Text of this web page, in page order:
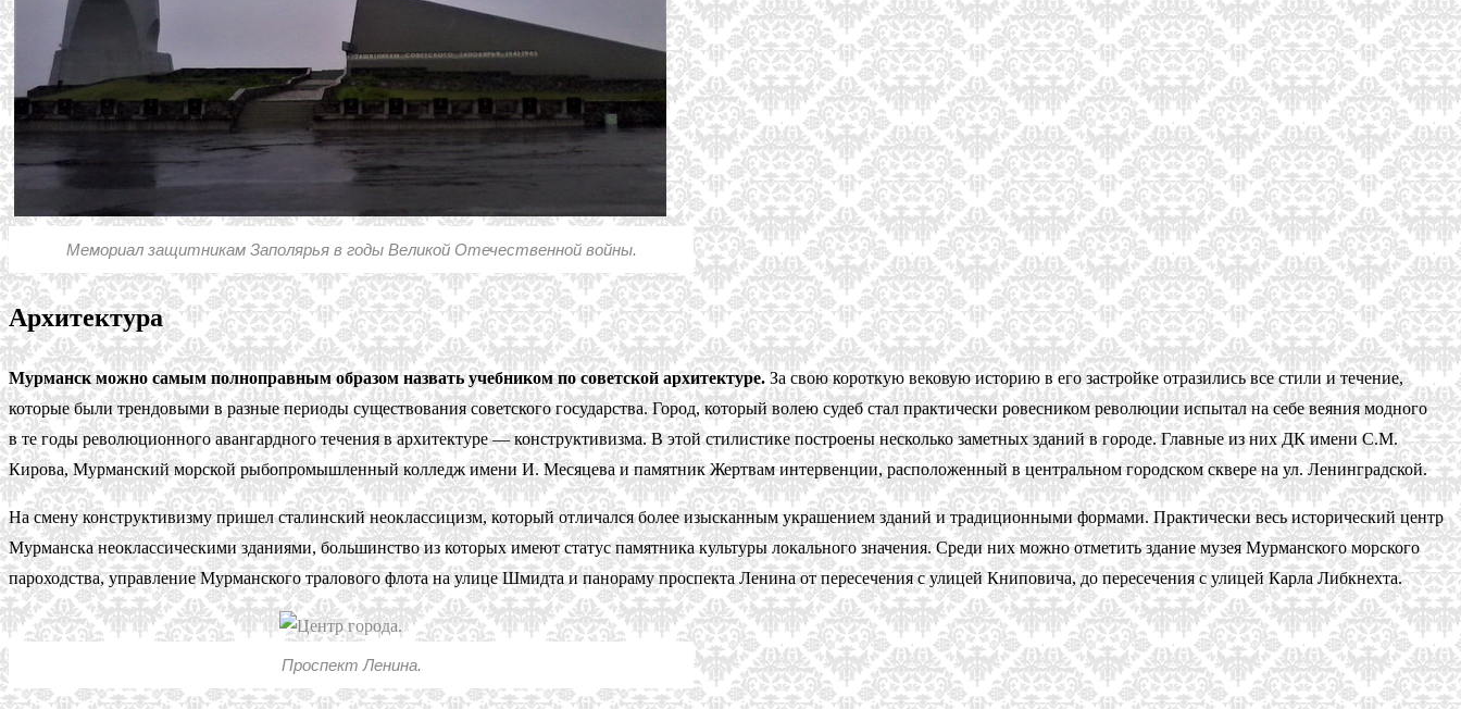
Мемориал защитникам Заполярья в годы Великой Отечественной войны.
Архитектура
Мурманск можно самым полноправным образом назвать учебником по советской архитектуре. За свою короткую вековую историю в его застройке отразились все стили и течение,
которые были трендовыми в разные периоды существования советского государства. Город, который волею судеб стал практически ровесником революции испытал на себе веяния модного
в те годы революционного авангардного течения в архитектуре — конструктивизма. В этой стилистике построены несколько заметных зданий в городе. Главные из них ДК имени С.М.
Кирова, Мурманский морской рыбопромышленный колледж имени И. Месяцева и памятник Жертвам интервенции, расположенный в центральном городском сквере на ул. Ленинградской.
На смену конструктивизму пришел сталинский неоклассицизм, который отличался более изысканным украшением зданий и традиционными формами. Практически весь исторический центр
Мурманска неоклассическими зданиями, большинство из которых имеют статус памятника культуры локального значения. Среди них можно отметить здание музея Мурманского морского
пароходства, управление Мурманского тралового флота на улице Шмидта и панораму проспекта Ленина от пересечения с улицей Книповича, до пересечения с улицей Карла Либкнехта.
Проспект Ленина.